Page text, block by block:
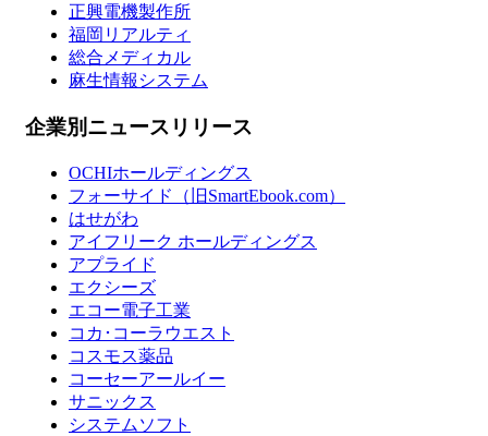
正興電機製作所
福岡リアルティ
総合メディカル
麻生情報システム
企業別ニュースリリース
OCHIホールディングス
フォーサイド（旧SmartEbook.com）
はせがわ
アイフリーク ホールディングス
アプライド
エクシーズ
エコー電子工業
コカ･コーラウエスト
コスモス薬品
コーセーアールイー
サニックス
システムソフト